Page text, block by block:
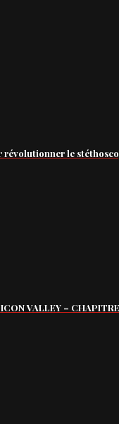
révolutionner le
VALLEY –